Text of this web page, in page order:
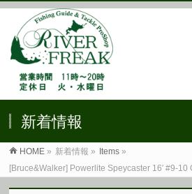
新着情報
HOME » 新着情報 » Items »
[Bruce&Walker] Powerlite Speycaster 16′ #9-10